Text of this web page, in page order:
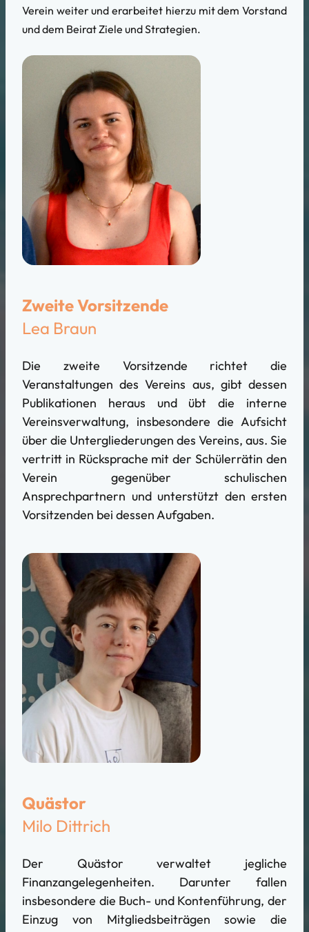
Verein weiter und erarbeitet hierzu mit dem Vorstand
und dem Beirat Ziele und Strategien.
Zweite Vorsitzende
Lea Braun
Die zweite Vorsitzende richtet die
Veranstaltungen des Vereins aus, gibt dessen
Publikationen heraus und übt die interne
Vereinsverwaltung, insbesondere die Aufsicht
über die Untergliederungen des Vereins, aus. Sie
vertritt in Rücksprache mit der Schülerrätin den
Verein gegenüber schulischen
Ansprechpartnern und unterstützt den ersten
Vorsitzenden bei dessen Aufgaben.
Quästor
Milo Dittrich
Der Quästor verwaltet jegliche
Finanzangelegenheiten. Darunter fallen
insbesondere die Buch- und Kontenführung, der
Einzug von Mitgliedsbeiträgen sowie die